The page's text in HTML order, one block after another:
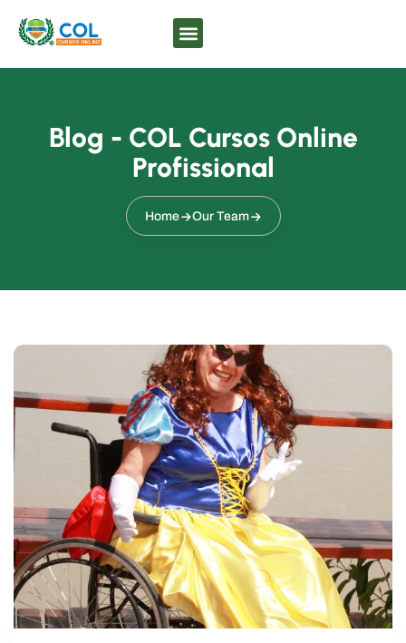
Blog - COL Cursos Online
Profissional
Home Our Team